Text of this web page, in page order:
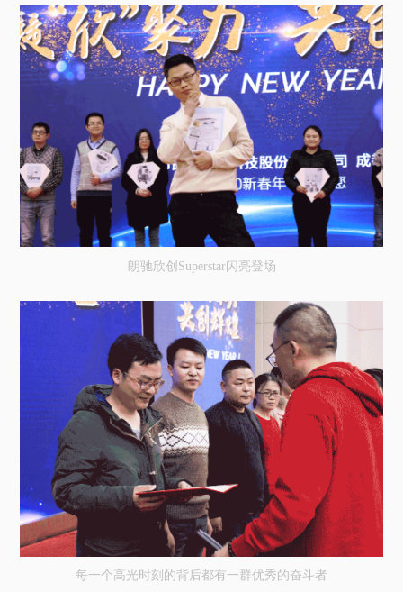
朗驰欣创Superstar闪亮登场
每一个高光时刻的背后都有一群优秀的奋斗者